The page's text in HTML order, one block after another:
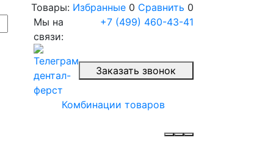
Товары: Избранные 0 Сравнить 0
Мы на
связи:
+7 (499) 460-43-41
Заказать звонок
Комбинации товаров